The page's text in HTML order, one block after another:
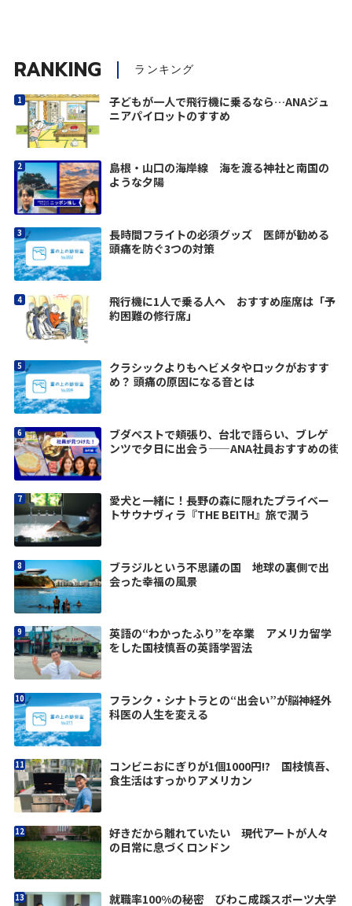
RANKING ランキング
子どもが一人で飛行機に乗るなら…ANAジュ
ニアパイロットのすすめ
島根・山口の海岸線 海を渡る神社と南国の
ような夕陽
長時間フライトの必須グッズ 医師が勧める
頭痛を防ぐ3つの対策
飛行機に1人で乗る人へ おすすめ座席は「予
約困難の修行席」
クラシックよりもヘビメタやロックがおすす
め？ 頭痛の原因になる音とは
ブダペストで頬張り、台北で語らい、ブレゲ
ンツで夕日に出会う——ANA社員おすすめの街
愛犬と一緒に！長野の森に隠れたプライベー
トサウナヴィラ『THE BEITH』旅で潤う
ブラジルという不思議の国 地球の裏側で出
会った幸福の風景
英語の“わかったふり”を卒業 アメリカ留学
をした国枝慎吾の英語学習法
フランク・シナトラとの“出会い”が脳神経外
科医の人生を変える
コンビニおにぎりが1個1000円!? 国枝慎吾、
食生活はすっかりアメリカン
好きだから離れていたい 現代アートが人々
の日常に息づくロンドン
就職率100%の秘密 びわこ成蹊スポーツ大学